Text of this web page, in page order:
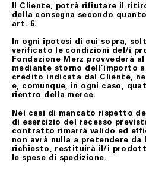
Il Cliente, potrà rifiutare il
della consegna secondo
art. 6.
In ogni ipotesi di cui sopra,
verificato le condizioni del/i
Fondazione Merz provvederà
mediante storno dell’importo
credito indicata dal Cliente,
e, comunque, in ogni caso,
rientro della merce.
Nei casi di mancato rispetto
di esercizio del recesso
contratto rimarrà valido ed
non avrà nulla a pretendere da
richiesto, restituirà il/i
le spese di spedizione.